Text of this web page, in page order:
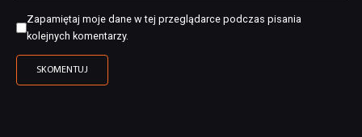
Zapamiętaj moje dane w tej przeglądarce podczas pisania
kolejnych komentarzy.